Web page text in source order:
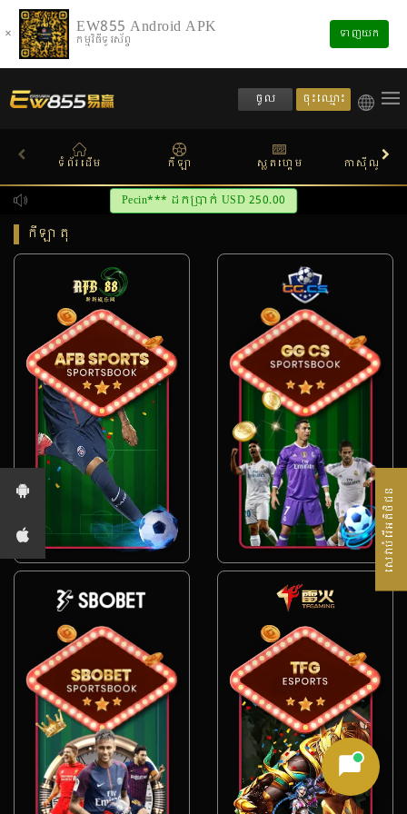
× EW855 Android APK
កម្មវិធីទូរស័ព្ទ ទាញយក
ចូល ចុះឈ្មោះ
ទំព័រដើម កីឡា ស្លតហ្គេម កាស៊ីណូផ្សា
កីឡា តុ
សេវាបំរើអតិថិជន